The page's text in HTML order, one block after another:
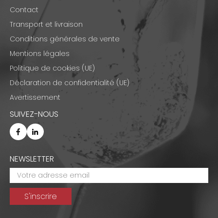
Contact
Transport et livraison
Conditions générales de vente
Mentions légales
Politique de cookies (UE)
Déclaration de confidentialité (UE)
Avertissement
SUIVEZ-NOUS
NEWSLETTER